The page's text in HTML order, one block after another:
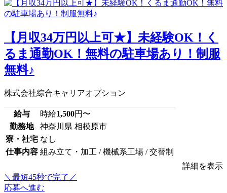
【月収34万円以上可★】未経験OK！く
るま通勤OK！無料の駐車場あり！制服
無料♪
株式会社綜合キャリアオプション
給与 時給1,500円〜
勤務地
神奈川県 相模原市
寮・社宅 なし
仕事内容 組み立て・加工 / 機械系工場 / 交替制
詳細を表示
＼最短45秒で完了／
応募へ進む